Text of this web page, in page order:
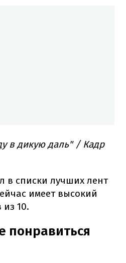
в дикую даль" / Кадр
в списки лучших лент
имеет высокий
из 10.
понравиться